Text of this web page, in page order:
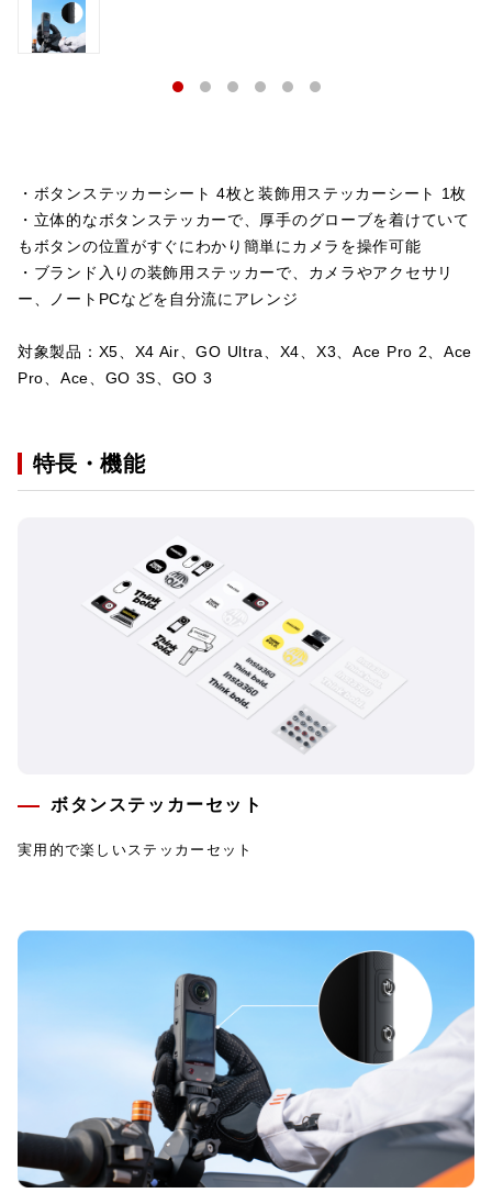
・ボタンステッカーシート 4枚と装飾用ステッカーシート 1枚
・立体的なボタンステッカーで、厚手のグローブを着けていて
もボタンの位置がすぐにわかり簡単にカメラを操作可能
・ブランド入りの装飾用ステッカーで、カメラやアクセサリ
ー、ノートPCなどを自分流にアレンジ
対象製品：X5、X4 Air、GO Ultra、X4、X3、Ace Pro 2、Ace
Pro、Ace、GO 3S、GO 3
特長・機能
ボタンステッカーセット
実用的で楽しいステッカーセット